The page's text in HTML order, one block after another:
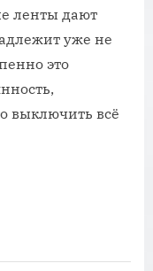
ленты дают
уже не
это
выключить всё